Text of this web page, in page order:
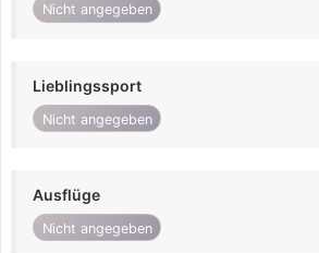
Nicht angegeben
Lieblingssport
Nicht angegeben
Ausflüge
Nicht angegeben